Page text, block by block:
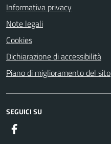
Informativa privacy
Note legali
Cookies
Dichiarazione di accessibilità
Piano di miglioramento del sito
SEGUICI SU